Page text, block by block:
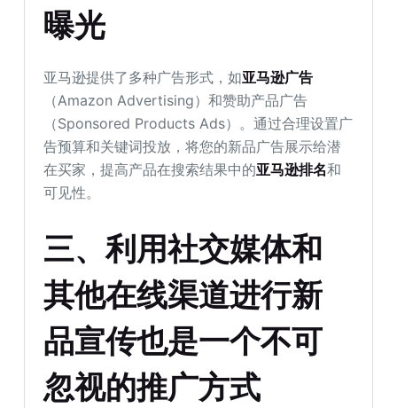
曝光
亚马逊提供了多种广告形式，如亚马逊广告
（Amazon Advertising）和赞助产品广告
（Sponsored Products Ads）。通过合理设置广
告预算和关键词投放，将您的新品广告展示给潜
在买家，提高产品在搜索结果中的亚马逊排名和
可见性。
三、利用社交媒体和
其他在线渠道进行新
品宣传也是一个不可
忽视的推广方式